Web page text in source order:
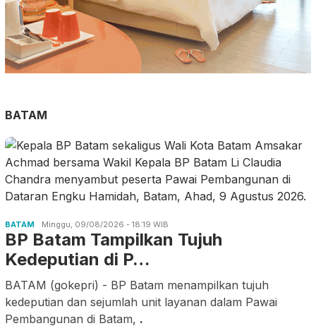
BATAM
BATAM Minggu, 09/08/2026 - 18:19 WIB
BP Batam Tampilkan Tujuh
Kedeputian di P…
BATAM (gokepri) - BP Batam menampilkan tujuh
kedeputian dan sejumlah unit layanan dalam Pawai
Pembangunan di Batam, .